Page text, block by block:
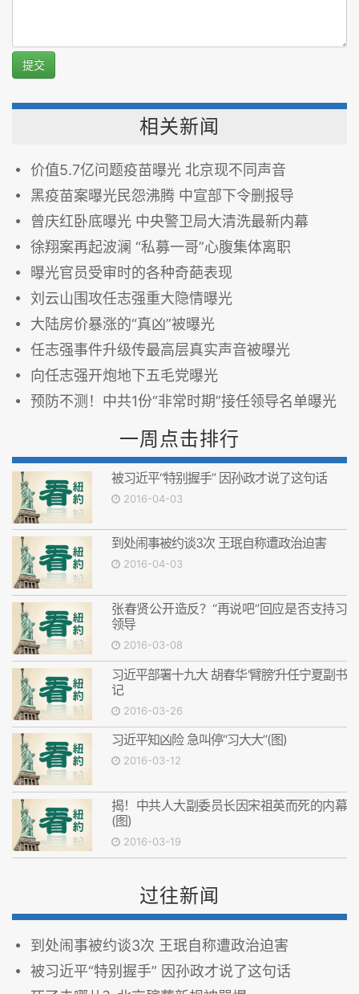
提交
相关新闻
价值5.7亿问题疫苗曝光 北京现不同声音
黑疫苗案曝光民怨沸腾 中宣部下令删报导
曾庆红卧底曝光 中央警卫局大清洗最新内幕
徐翔案再起波澜 “私募一哥”心腹集体离职
曝光官员受审时的各种奇葩表现
刘云山围攻任志强重大隐情曝光
大陆房价暴涨的“真凶”被曝光
任志强事件升级传最高层真实声音被曝光
向任志强开炮地下五毛党曝光
预防不测！中共1份“非常时期”接任领导名单曝光
一周点击排行
被习近平“特别握手” 因孙政才说了这句话
2016-04-03
到处闹事被约谈3次 王珉自称遭政治迫害
2016-04-03
张春贤公开造反？“再说吧”回应是否支持习
领导
2016-03-08
习近平部署十九大 胡春华‘臂膀’升任宁夏副书
记
2016-03-26
习近平知凶险 急叫停“习大大”(图)
2016-03-12
揭！中共人大副委员长因宋祖英而死的内幕
(图)
2016-03-19
过往新闻
到处闹事被约谈3次 王珉自称遭政治迫害
被习近平“特别握手” 因孙政才说了这句话